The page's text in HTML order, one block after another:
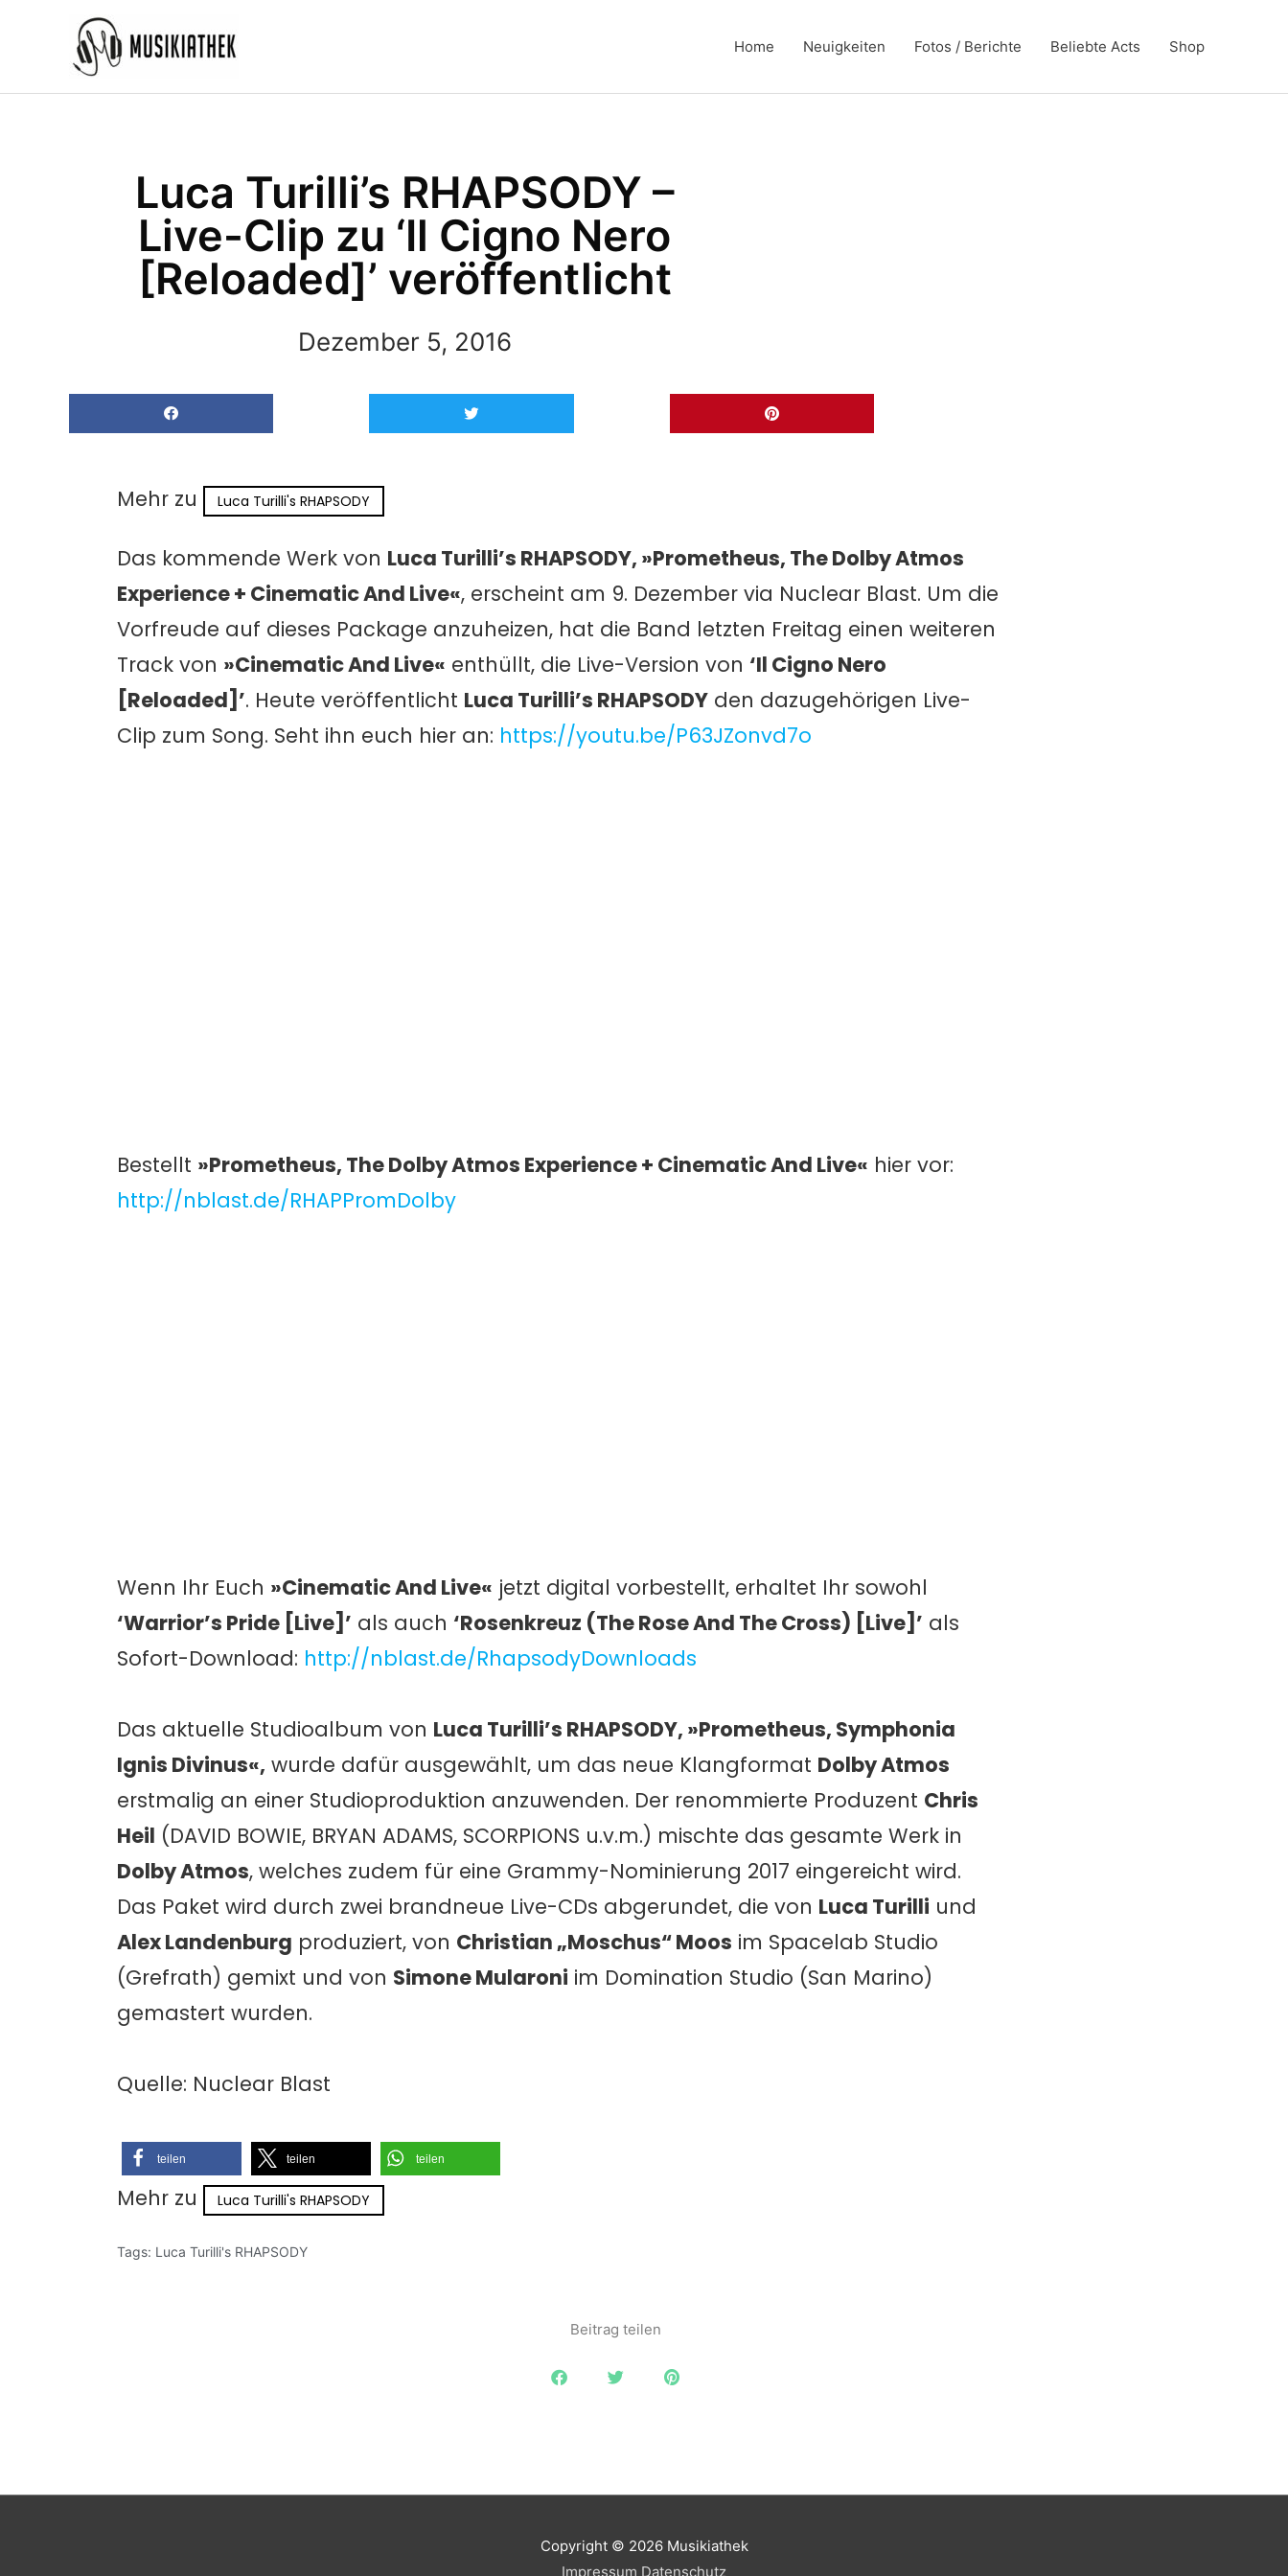
Home Neuigkeiten Fotos / Berichte Beliebte Acts Shop
Luca Turilli’s RHAPSODY –
Live-Clip zu ‘Il Cigno Nero
[Reloaded]’ veröffentlicht
Dezember 5, 2016
Mehr zu Luca Turilli's RHAPSODY
Das kommende Werk von Luca Turilli’s RHAPSODY, »Prometheus, The Dolby Atmos
Experience + Cinematic And Live«, erscheint am 9. Dezember via Nuclear Blast. Um die
Vorfreude auf dieses Package anzuheizen, hat die Band letzten Freitag einen weiteren
Track von »Cinematic And Live« enthüllt, die Live-Version von ‘Il Cigno Nero
[Reloaded]’. Heute veröffentlicht Luca Turilli’s RHAPSODY den dazugehörigen Live-
Clip zum Song. Seht ihn euch hier an: https://youtu.be/P63JZonvd7o
Bestellt »Prometheus, The Dolby Atmos Experience + Cinematic And Live« hier vor:
http://nblast.de/RHAPPromDolby
Wenn Ihr Euch »Cinematic And Live« jetzt digital vorbestellt, erhaltet Ihr sowohl
‘Warrior’s Pride [Live]’ als auch ‘Rosenkreuz (The Rose And The Cross) [Live]’ als
Sofort-Download: http://nblast.de/RhapsodyDownloads
Das aktuelle Studioalbum von Luca Turilli’s RHAPSODY, »Prometheus, Symphonia
Ignis Divinus«, wurde dafür ausgewählt, um das neue Klangformat Dolby Atmos
erstmalig an einer Studioproduktion anzuwenden. Der renommierte Produzent Chris
Heil (DAVID BOWIE, BRYAN ADAMS, SCORPIONS u.v.m.) mischte das gesamte Werk in
Dolby Atmos, welches zudem für eine Grammy-Nominierung 2017 eingereicht wird.
Das Paket wird durch zwei brandneue Live-CDs abgerundet, die von Luca Turilli und
Alex Landenburg produziert, von Christian „Moschus“ Moos im Spacelab Studio
(Grefrath) gemixt und von Simone Mularoni im Domination Studio (San Marino)
gemastert wurden.
Quelle: Nuclear Blast
teilen teilen teilen
Mehr zu Luca Turilli's RHAPSODY
Tags: Luca Turilli's RHAPSODY
Beitrag teilen
Copyright © 2026 Musikiathek
Impressum Datenschutz